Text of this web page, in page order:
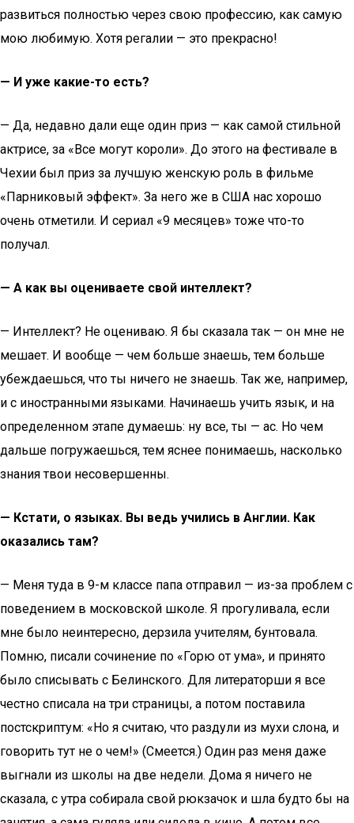
развиться полностью через свою профессию, как самую
мою любимую. Хотя регалии — это прекрасно!
— И уже какие-то есть?
— Да, недавно дали еще один приз — как самой стильной
актрисе, за «Все могут короли». До этого на фестивале в
Чехии был приз за лучшую женскую роль в фильме
«Парниковый эффект». За него же в США нас хорошо
очень отметили. И сериал «9 месяцев» тоже что-то
получал.
— А как вы оцениваете свой интеллект?
— Интеллект? Не оцениваю. Я бы сказала так — он мне не
мешает. И вообще — чем больше знаешь, тем больше
убеждаешься, что ты ничего не знаешь. Так же, например,
и с иностранными языками. Начинаешь учить язык, и на
определенном этапе думаешь: ну все, ты — ас. Но чем
дальше погружаешься, тем яснее понимаешь, насколько
знания твои несовершенны.
— Кстати, о языках. Вы ведь учились в Англии. Как
оказались там?
— Меня туда в 9-м классе папа отправил — из-за проблем с
поведением в московской школе. Я прогуливала, если
мне было неинтересно, дерзила учителям, бунтовала.
Помню, писали сочинение по «Горю от ума», и принято
было списывать с Белинского. Для литераторши я все
честно списала на три страницы, а потом поставила
постскриптум: «Но я считаю, что раздули из мухи слона, и
говорить тут не о чем!» (Смеется.) Один раз меня даже
выгнали из школы на две недели. Дома я ничего не
сказала, с утра собирала свой рюкзачок и шла будто бы на